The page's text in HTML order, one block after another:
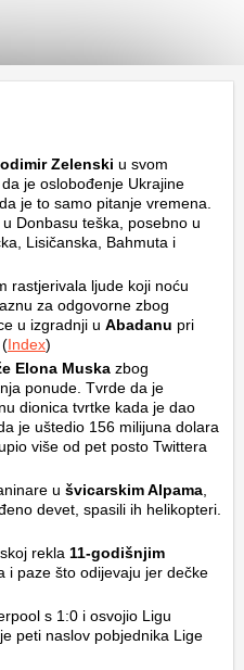
Zelenski u svom
je oslobođenje Ukrajine
je to samo pitanje vremena.
Donbasu teška, posebno u
Lisičanska, Bahmuta i
rastjerivala ljude koji noću
za odgovorne zbog
u izgradnji u Abadanu pri
Index)
Elona Muska zbog
ponude. Tvrde da je
dionica tvrtke kada je dao
je uštedio 156 milijuna dolara
više od pet posto Twittera
u švicarskim Alpama
devet, spasili ih helikopteri.
rekla 11-godišnjim
i paze što odijevaju jer dečke
s 1:0 i osvojio Ligu
peti naslov pobjednika Lige